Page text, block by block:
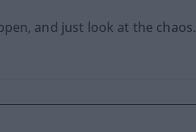
and just look at the chaos.